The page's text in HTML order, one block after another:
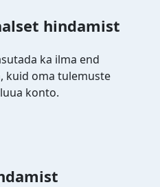
hindamist
ka ilma end
kuid oma tulemuste
konto.